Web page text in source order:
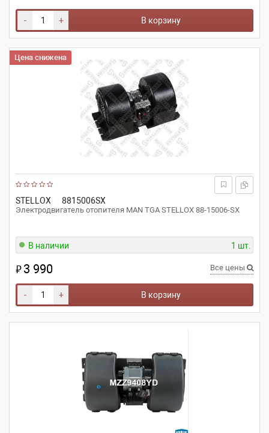
- + В корзину
STELLOX 8815006SX
Электродвигатель отопителя MAN TGA STELLOX 88-15006-SX
Цена снижена
В наличии 1 шт.
₽3 990 Все цены
- + В корзину